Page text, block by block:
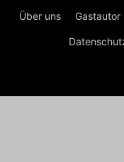
Über uns Gastautor